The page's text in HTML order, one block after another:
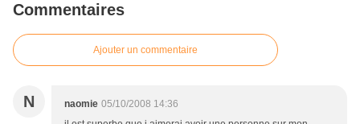
Commentaires
Ajouter un commentaire
N naomie 05/10/2008 14:36